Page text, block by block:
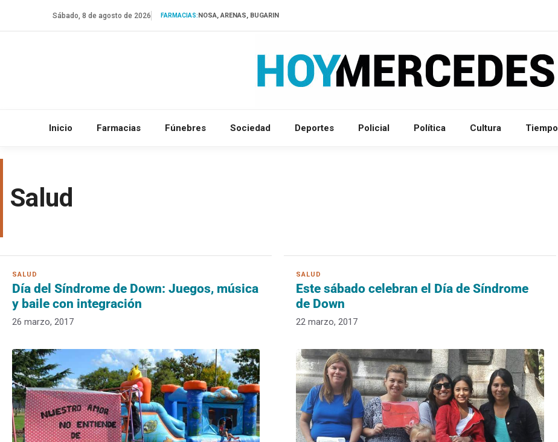
Sábado, 8 de agosto de 2026 FARMACIAS:NOSA, ARENAS, BUGARIN
Inicio Farmacias Fúnebres Sociedad Deportes Policial Política Cultura Tiempo
Salud
Día del Síndrome de Down: Juegos, música
y baile con integración
26 marzo, 2017
Este sábado celebran el Día de Síndrome
de Down
22 marzo, 2017